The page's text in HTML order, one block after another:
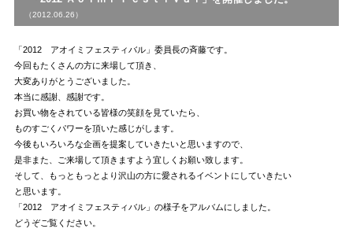
（2012.06.26）
「2012 アオイミフェスティバル」委員長の斉藤です。
今回もたくさんの方に来場して頂き、
大変ありがとうございました。
本当に感謝、感謝です。
お買い物をされている皆様の笑顔を見ていたら、
ものすごくパワーを頂いた感じがします。
今後もいろいろな企画を提案していきたいと思いますので、
是非また、ご来場して頂きますよう宜しくお願い致します。
そして、もっともっとより沢山の方に愛されるイベントにしていきたい
と思います。
「2012 アオイミフェスティバル」の様子をアルバムにしました。
どうぞご覧ください。